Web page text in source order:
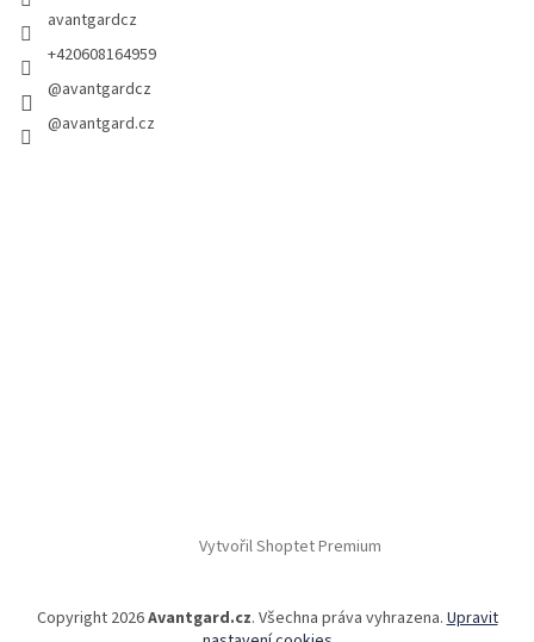
avantgardcz
+420608164959
@avantgardcz
@avantgard.cz
Vytvořil Shoptet Premium
Copyright 2026Avantgard.cz. Všechna práva vyhrazena.Upravit